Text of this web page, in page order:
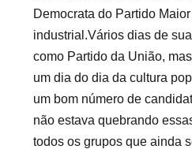
Democrata do Partido
industrial.Vários dias de
como Partido da União,
um dia do dia da cultura
um bom número de
não estava quebrando
todos os grupos que ainda